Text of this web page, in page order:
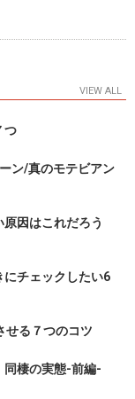
VIEW ALL
つ
ン/真のモテビアン
因はこれだろう
チェックしたい6
せる７つのコツ
同棲の実態-前編-